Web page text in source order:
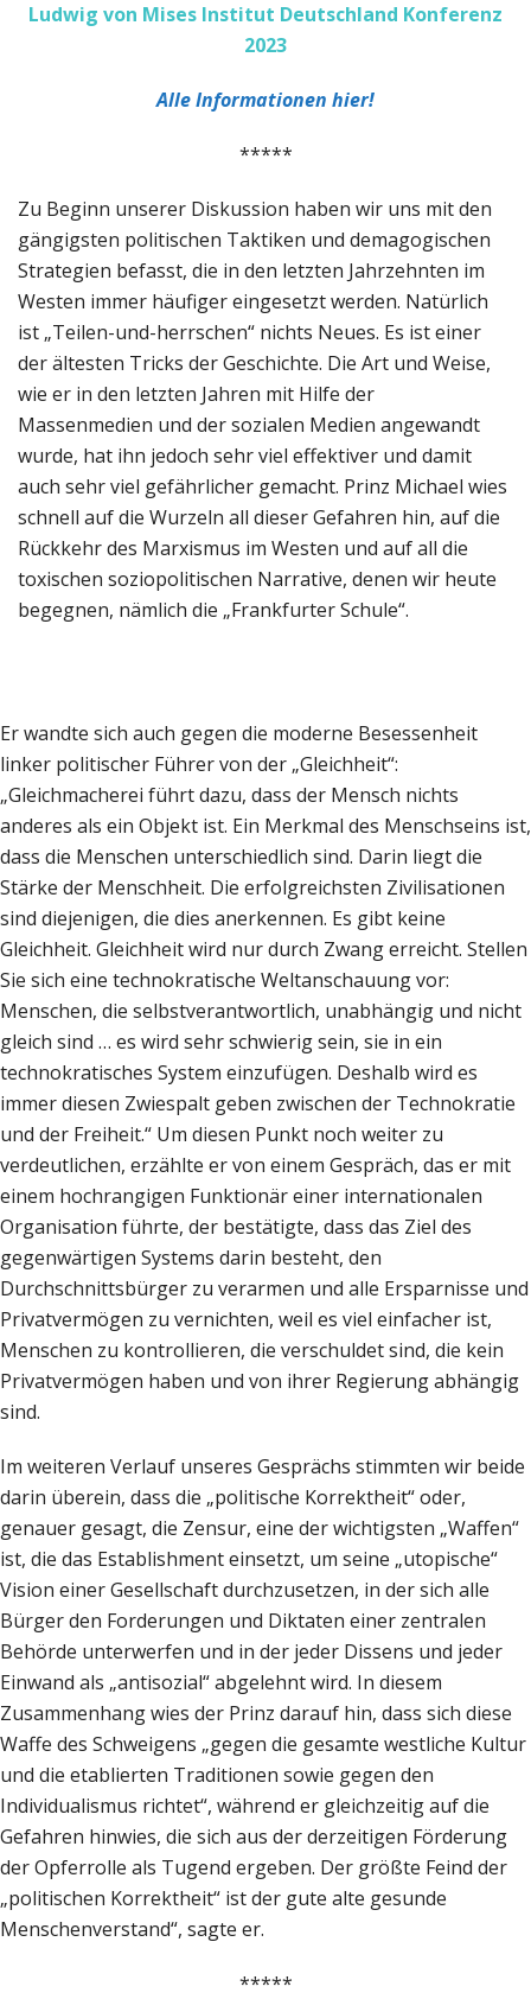
Ludwig von Mises Institut Deutschland Konferenz
2023
Alle Informationen hier!
*****
Zu Beginn unserer Diskussion haben wir uns mit den
gängigsten politischen Taktiken und demagogischen
Strategien befasst, die in den letzten Jahrzehnten im
Westen immer häufiger eingesetzt werden. Natürlich
ist „Teilen-und-herrschen“ nichts Neues. Es ist einer
der ältesten Tricks der Geschichte. Die Art und Weise,
wie er in den letzten Jahren mit Hilfe der
Massenmedien und der sozialen Medien angewandt
wurde, hat ihn jedoch sehr viel effektiver und damit
auch sehr viel gefährlicher gemacht. Prinz Michael wies
schnell auf die Wurzeln all dieser Gefahren hin, auf die
Rückkehr des Marxismus im Westen und auf all die
toxischen soziopolitischen Narrative, denen wir heute
begegnen, nämlich die „Frankfurter Schule“.
Er wandte sich auch gegen die moderne Besessenheit
linker politischer Führer von der „Gleichheit“:
„Gleichmacherei führt dazu, dass der Mensch nichts
anderes als ein Objekt ist. Ein Merkmal des Menschseins ist,
dass die Menschen unterschiedlich sind. Darin liegt die
Stärke der Menschheit. Die erfolgreichsten Zivilisationen
sind diejenigen, die dies anerkennen. Es gibt keine
Gleichheit. Gleichheit wird nur durch Zwang erreicht. Stellen
Sie sich eine technokratische Weltanschauung vor:
Menschen, die selbstverantwortlich, unabhängig und nicht
gleich sind … es wird sehr schwierig sein, sie in ein
technokratisches System einzufügen. Deshalb wird es
immer diesen Zwiespalt geben zwischen der Technokratie
und der Freiheit.“ Um diesen Punkt noch weiter zu
verdeutlichen, erzählte er von einem Gespräch, das er mit
einem hochrangigen Funktionär einer internationalen
Organisation führte, der bestätigte, dass das Ziel des
gegenwärtigen Systems darin besteht, den
Durchschnittsbürger zu verarmen und alle Ersparnisse und
Privatvermögen zu vernichten, weil es viel einfacher ist,
Menschen zu kontrollieren, die verschuldet sind, die kein
Privatvermögen haben und von ihrer Regierung abhängig
sind.
Im weiteren Verlauf unseres Gesprächs stimmten wir beide
darin überein, dass die „politische Korrektheit“ oder,
genauer gesagt, die Zensur, eine der wichtigsten „Waffen“
ist, die das Establishment einsetzt, um seine „utopische“
Vision einer Gesellschaft durchzusetzen, in der sich alle
Bürger den Forderungen und Diktaten einer zentralen
Behörde unterwerfen und in der jeder Dissens und jeder
Einwand als „antisozial“ abgelehnt wird. In diesem
Zusammenhang wies der Prinz darauf hin, dass sich diese
Waffe des Schweigens „gegen die gesamte westliche Kultur
und die etablierten Traditionen sowie gegen den
Individualismus richtet“, während er gleichzeitig auf die
Gefahren hinwies, die sich aus der derzeitigen Förderung
der Opferrolle als Tugend ergeben. Der größte Feind der
„politischen Korrektheit“ ist der gute alte gesunde
Menschenverstand“, sagte er.
*****